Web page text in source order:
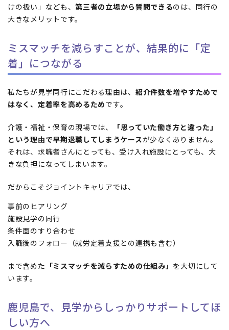
けの扱い」なども、第三者の立場から質問できるのは、同行の
大きなメリットです。
ミスマッチを減らすことが、結果的に「定
着」につながる
私たちが見学同行にこだわる理由は、 紹介件数を増やすためで
はなく、定着率を高めるためです。
介護・福祉・保育の現場では、
「思っていた働き方と違った」
という理由で早期退職してしまうケースが少なくありません。
それは、求職者さんにとっても、受け入れ施設にとっても、大
きな負担になってしまいます。
だからこそジョイントキャリアでは、
事前のヒアリング
施設見学の同行
条件面のすり合わせ
入職後のフォロー（就労定着支援との連携も含む）
まで含めた 「ミスマッチを減らすための仕組み」 を大切にして
います。
鹿児島で、見学からしっかりサポートしてほ
しい方へ